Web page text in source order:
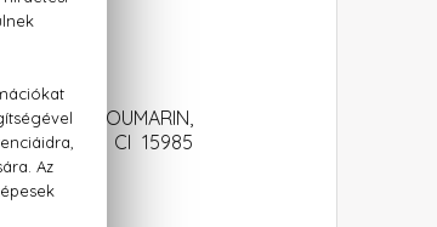
COUMARIN,
(RED 4), CI 15985